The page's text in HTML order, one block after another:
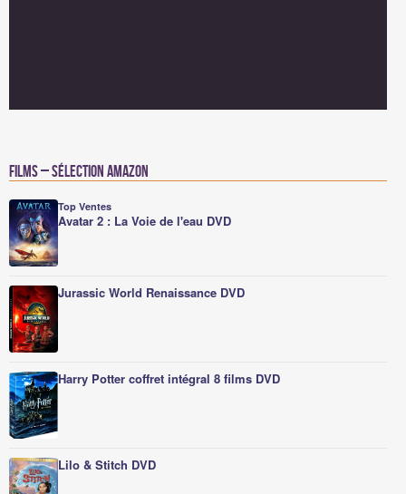
Films – Sélection Amazon
Top Ventes
Avatar 2 : La Voie de l'eau DVD
Jurassic World Renaissance DVD
Harry Potter coffret intégral 8 films DVD
Lilo & Stitch DVD